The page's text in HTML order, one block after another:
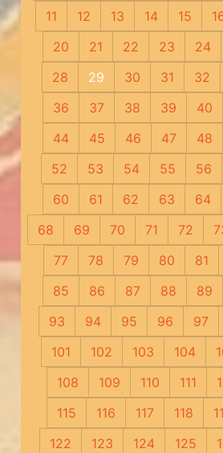
11
12 13 14 15
20
21 22 23 24
28
29 30 31 32
36
37 38 39 40
44
45 46 47 48
52
53 54 55 56
60
61 62 63 64
68
69 70 71 72
77
78 79 80 81
85
86 87 88 89
93
94 95 96 97
101
102 103 104
108
109 110 111
115
116 117 118
122
123 124 125